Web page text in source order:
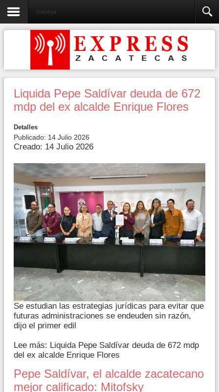
Guadalupe
Liquida Pepe Saldívar deuda de 672
mdp del ex alcalde Enrique Flores
Detalles
Publicado: 14 Julio 2026
Creado: 14 Julio 2026
Se estudian las estrategias jurídicas para evitar que
futuras administraciones se endeuden sin razón,
dijo el primer edil
Lee más: Liquida Pepe Saldívar deuda de 672 mdp
del ex alcalde Enrique Flores
Pepe Saldívar, el alcalde zacatecano
mejor calificado: Mitofsky